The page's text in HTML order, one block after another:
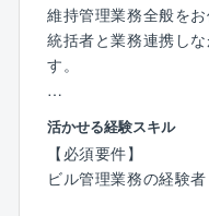
・フラットな組織で、
・ITエンジニア、銀
ど、異業種からの転職
・統括部長の定期訪問
・入社後6ヶ月〜1年
指導
維持管理業務全般をお
統括者と業務連携し
す。
各種設備(空調・照明
の提案をし、オフィ
価値の向上を図り、
貢献していけるお仕事
活かせる経験スキル
【必須要件】
ビル管理業務の経験者